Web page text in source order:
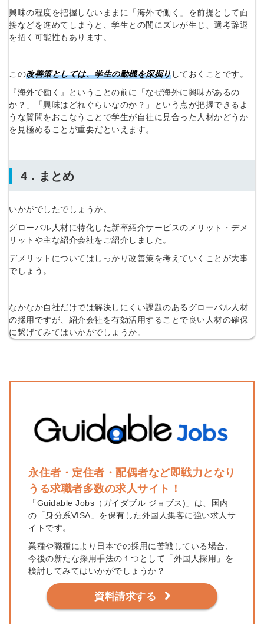
興味の程度を把握しないままに「海外で働く」を前提として面
接などを進めてしまうと、学生との間にズレが生じ、選考辞退
を招く可能性もあります。
この改善策としては、学生の動機を深掘りしておくことです。
『海外で働く』ということの前に「なぜ海外に興味があるの
か？」「興味はどれぐらいなのか？」という点が把握できるよ
うな質問をおこなうことで学生が自社に見合った人材かどうか
を見極めることが重要だといえます。
4．まとめ
いかがでしたでしょうか。
グローバル人材に特化した新卒紹介サービスのメリット・デメ
リットや主な紹介会社をご紹介しました。
デメリットについてはしっかり改善策を考えていくことが大事
でしょう。
なかなか自社だけでは解決しにくい課題のあるグローバル人材
の採用ですが、紹介会社を有効活用することで良い人材の確保
に繋げてみてはいかがでしょうか。
永住者・定住者・配偶者など即戦力となり
うる求職者多数の求人サイト！
「Guidable Jobs（ガイダブル ジョブス)」は、国内
の「身分系VISA」を保有した外国人集客に強い求人サ
イトです。
業種や職種により日本での採用に苦戦している場合、
今後の新たな採用手法の１つとして「外国人採用」を
検討してみてはいかがでしょうか？
資料請求する